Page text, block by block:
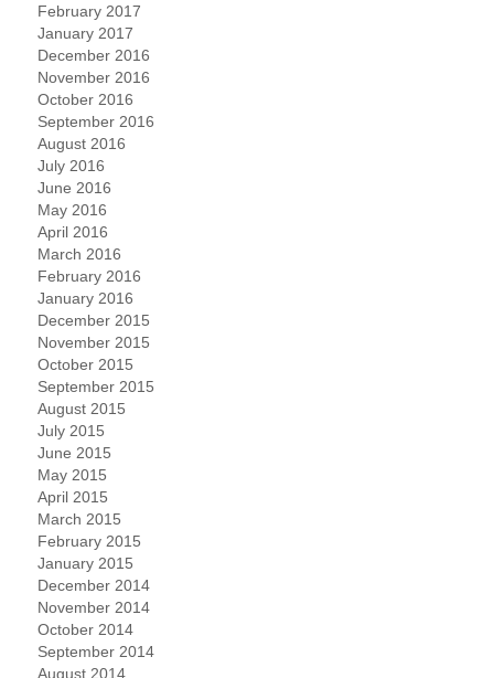
February 2017
January 2017
December 2016
November 2016
October 2016
September 2016
August 2016
July 2016
June 2016
May 2016
April 2016
March 2016
February 2016
January 2016
December 2015
November 2015
October 2015
September 2015
August 2015
July 2015
June 2015
May 2015
April 2015
March 2015
February 2015
January 2015
December 2014
November 2014
October 2014
September 2014
August 2014